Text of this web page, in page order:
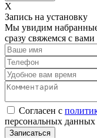
Х
Запись на установку
Мы увидим набранные
сразу свяжемся с вами
Согласен с
персональных данных